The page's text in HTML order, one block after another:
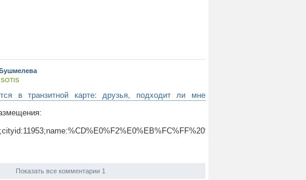
в транзитной карте: друзья, подходит ли мне
Показать все комментарии 1